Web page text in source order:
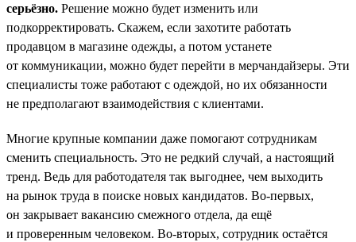
серьёзно. Решение можно будет изменить или
подкорректировать. Скажем, если захотите работать
продавцом в магазине одежды, а потом устанете
от коммуникации, можно будет перейти в мерчандайзеры. Эти
специалисты тоже работают с одеждой, но их обязанности
не предполагают взаимодействия с клиентами.
Многие крупные компании даже помогают сотрудникам
сменить специальность. Это не редкий случай, а настоящий
тренд. Ведь для работодателя так выгоднее, чем выходить
на рынок труда в поиске новых кандидатов. Во-первых,
он закрывает вакансию смежного отдела, да ещё
и проверенным человеком. Во-вторых, сотрудник остаётся